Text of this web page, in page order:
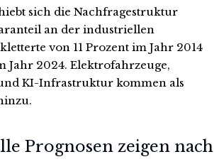
sich die Nachfragestruktur
an der industriellen
von 11 Prozent im Jahr 2014
Jahr 2024. Elektrofahrzeuge,
KI-Infrastruktur kommen als
Prognosen zeigen nach